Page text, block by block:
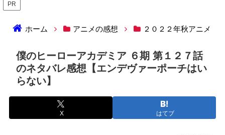
PR
ホーム アニメの感想 ２０２２年秋アニメ
僕のヒーローアカデミア ６期 第１２７話
のネタバレ感想【エンデヴァーポーチはい
らない】
X はてブ